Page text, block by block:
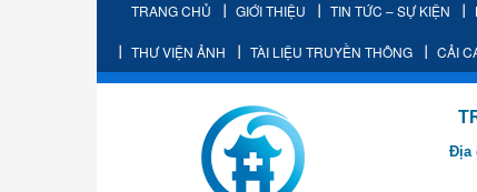
TRANG CHỦ GIỚI THIỆU TIN TỨC – SỰ KIỆN
THƯ VIỆN ẢNH TÀI LIỆU TRUYỀN THÔNG CẢI
TRUNG
Địa
- Cơ sở 2: